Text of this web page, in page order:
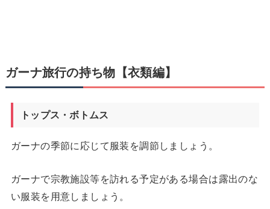
ガーナ旅行の持ち物【衣類編】
トップス・ボトムス
ガーナの季節に応じて服装を調節しましょう。
ガーナで宗教施設等を訪れる予定がある場合は露出のな
い服装を用意しましょう。